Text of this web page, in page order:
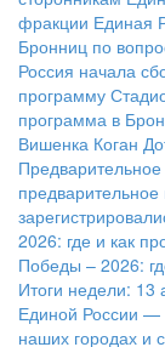
фракции Единая
Бронниц по
Россия начала
программу
программа в
Вишенка Коган
2026: где и как
Победы – 2026:
Итоги недели:
Единой России —
наших городах и